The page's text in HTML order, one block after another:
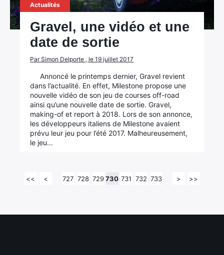
Actualités
Gravel, une vidéo et une
date de sortie
Par Simon Delporte , le 19 juillet 2017
Annoncé le printemps dernier, Gravel revient
dans l’actualité. En effet, Milestone propose une
nouvelle vidéo de son jeu de courses off-road
ainsi qu’une nouvelle date de sortie. Gravel,
making-of et report à 2018. Lors de son annonce,
les développeurs italiens de Milestone avaient
prévu leur jeu pour l’été 2017. Malheureusement,
le jeu…
<< < 727 728 729 730 731 732 733 > >>